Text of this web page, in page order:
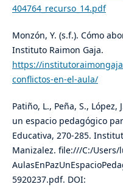
404764_recurso_14.pdf
​Monzón, Y. (s.f.). Cómo
Instituto Raimon Gaja.
https://
conflictos-en-el-aula/
​Patiño, L., Peña, S., López,
un espacio pedagógico
Educativa, 270-285.
Manizalez. file:///C:/
5920237.pdf. DOI: